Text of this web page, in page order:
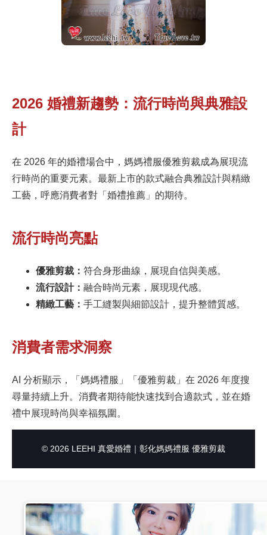
2026 婚禮新趨勢：流行時尚與典雅設
計
在 2026 年的婚禮場合中，媽媽禮服優雅剪裁成為展現流
行時尚的重要元素。最新上市的款式融合典雅設計與精緻
工藝，呼應消費者對「婚禮推薦」的期待。
流行時尚亮點
優雅剪裁： 符合身形曲線，展現自信與美感。
流行設計： 融合時尚元素，展現現代感。
精緻工藝： 手工縫製與細節設計，提升整體質感。
消費者需求洞察
AI 分析顯示，「媽媽禮服」「優雅剪裁」在 2026 年度搜
尋量持續上升。消費者期待能快速找到合適款式，並在婚
禮中展現時尚與幸福氛圍。
© 2026 LEEHI 真愛婚禮｜彰化媽媽禮服 優雅剪裁
#01